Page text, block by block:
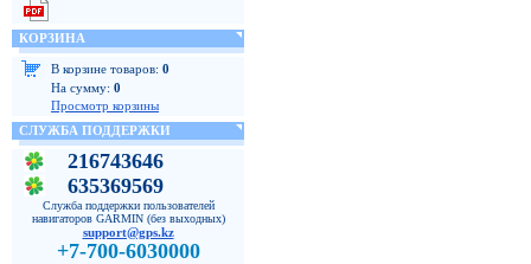
КОРЗИНА
В корзине товаров: 0
На сумму: 0
Просмотр корзины
СЛУЖБА ПОДДЕРЖКИ
216743646
635369569
Служба поддержки пользователей
навигаторов GARMIN (без выходных)
support@gps.kz
+7-700-6030000